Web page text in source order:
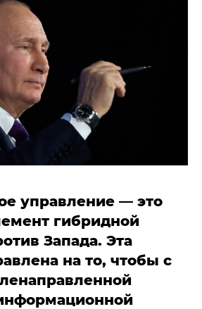
управление — это
гибридной
Запада. Эта
на то, чтобы с